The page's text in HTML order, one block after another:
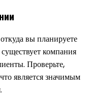
вы планируете
компания
Проверьте,
является значимым